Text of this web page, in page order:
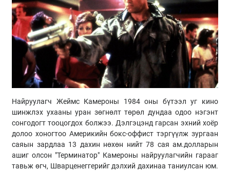
Найруулагч Жеймс Камероны 1984 оны бүтээл уг кино
шинжлэх ухааны уран зөгнөлт төрөл дундаа одоо нэгэнт
сонгодогт тооцогдох болжээ. Дэлгэцэнд гарсан эхний хоёр
долоо хоногтоо Америкийн бокс-оффист тэргүүлж зургаан
саяын зардлаа 13 дахин нөхөн нийт 78 сая ам.долларын
ашиг олсон "Терминатор" Камероны найруулагчийн гарааг
тавьж өгч, Шварценеггерийг дэлхий дахинаа таниулсан юм.